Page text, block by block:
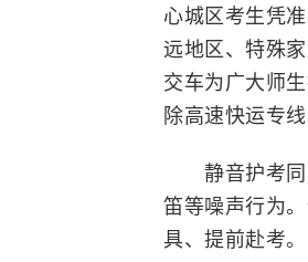
心城区考生凭
远地区、特殊
交车为广大师
除高速快运专
静音护考同
笛等噪声行为
具、提前赴考。